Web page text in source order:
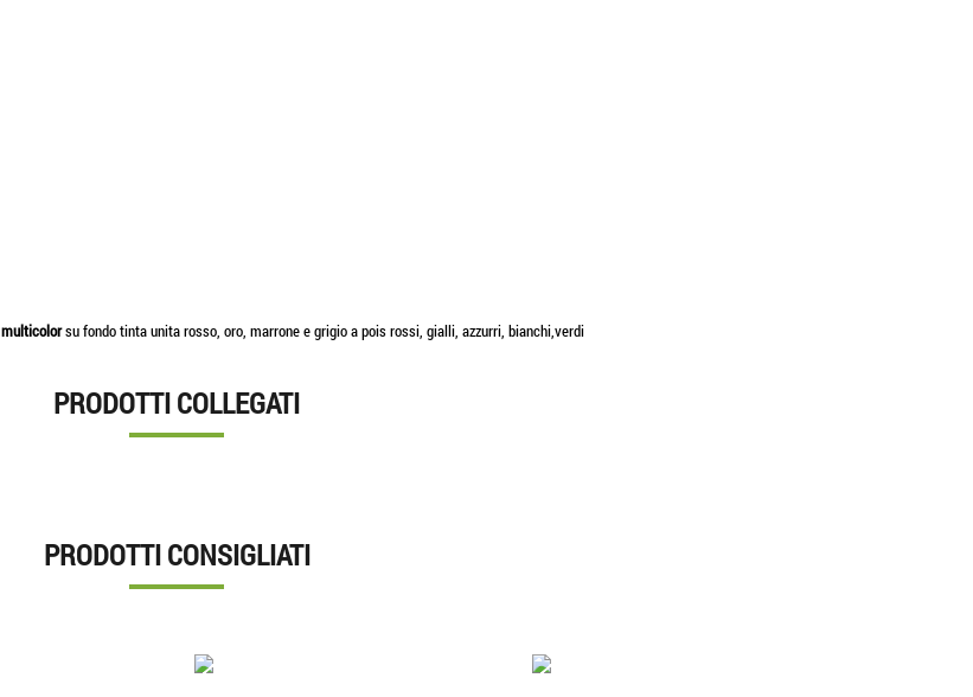
multicolorsu fondo tinta unita rosso, oro, marrone e grigio a pois rossi, gialli, azzurri, bianchi,verdi
PRODOTTI COLLEGATI
PRODOTTI CONSIGLIATI